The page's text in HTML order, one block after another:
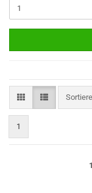
1
1